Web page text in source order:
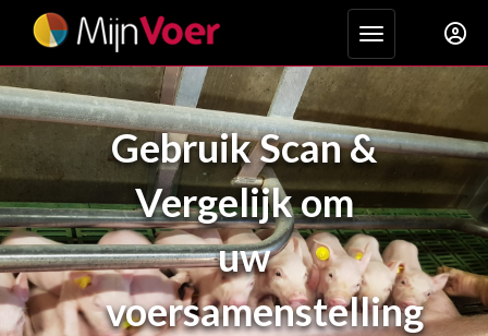
Toggle
Gebruik Scan &
Vergelijk om
uw
voersamenstelling